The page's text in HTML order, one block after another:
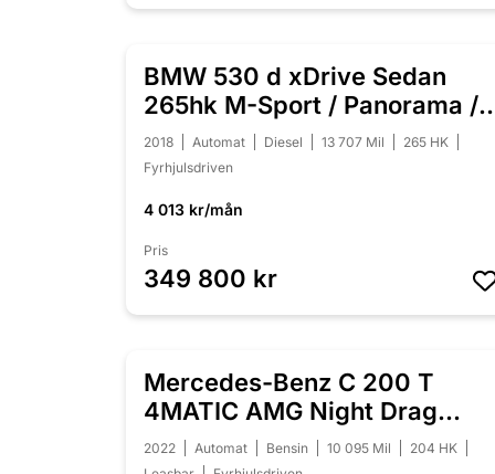
NYINKOMMEN
BMW 530 d xDrive Sedan
265hk M-Sport / Panorama /
HUD / H/K
2018 Automat Diesel 13 707 Mil
265 HK
Fyrhjulsdriven
4 013 kr/mån
Pris
349 800 kr
NYINKOMMEN
Mercedes-Benz C 200 T
4MATIC AMG Night Drag
Värmare Moms
2022 Automat Bensin 10 095 Mil
204 HK